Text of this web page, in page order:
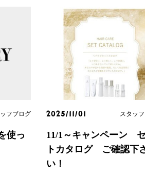
フブログ
使っ
2025/11/01 スタッ
11/1～キャンペーン
トカタログ ご確認下
い！